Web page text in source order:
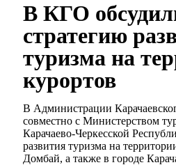
В КГО
стратегию
туризма на
курортов
В Администрации
совместно с Министерством
Карачаево-Черкесской
развития туризма на
Домбай, а также в городе